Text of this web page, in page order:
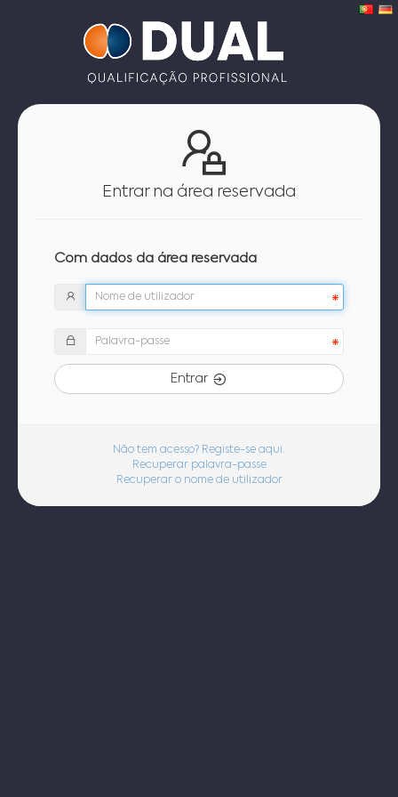
Entrar na área reservada
Com dados da área reservada
Entrar
Não tem acesso? Registe-se aqui.
Recuperar palavra-passe
Recuperar o nome de utilizador